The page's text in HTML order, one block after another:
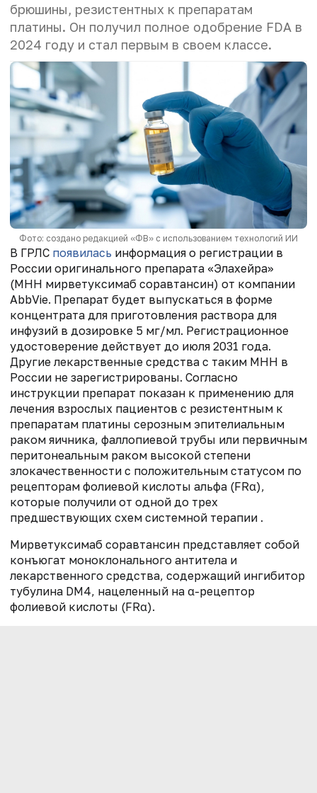
брюшины, резистентных к препаратам
платины. Он получил полное одобрение FDA в
2024 году и стал первым в своем классе.
Фото: создано редакцией «ФВ» с использованием технологий ИИ
В ГРЛС появилась информация о регистрации в
России оригинального препарата «Элахейра»
(МНН мирветуксимаб соравтансин) от компании
AbbVie. Препарат будет выпускаться в форме
концентрата для приготовления раствора для
инфузий в дозировке 5 мг/мл. Регистрационное
удостоверение действует до июля 2031 года.
Другие лекарственные средства с таким МНН в
России не зарегистрированы. Согласно
инструкции препарат показан к применению для
лечения взрослых пациентов с резистентным к
препаратам платины серозным эпителиальным
раком яичника, фаллопиевой трубы или первичным
перитонеальным раком высокой степени
злокачественности с положительным статусом по
рецепторам фолиевой кислоты альфа (FRα),
которые получили от одной до трех
предшествующих схем системной терапии .
Мирветуксимаб соравтансин представляет собой
конъюгат моноклонального антитела и
лекарственного средства, содержащий ингибитор
тубулина DM4, нацеленный на α-рецептор
фолиевой кислоты (FRα).